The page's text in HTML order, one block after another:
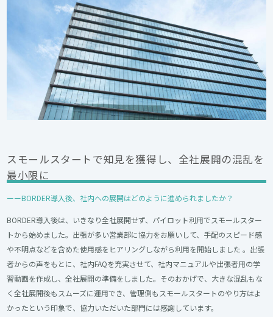
スモールスタートで知見を獲得し、全社展開の混乱を
最小限に
ーーBORDER導入後、社内への展開はどのように進められましたか？
BORDER導入後は、いきなり全社展開せず、パイロット利用でスモールスター
トから始めました。出張が多い営業部に協力をお願いして、手配のスピード感
や不明点などを含めた使用感をヒアリングしながら利用を開始しました 。出張
者からの声をもとに、社内FAQを充実させて、社内マニュアルや出張者用の学
習動画を作成し、全社展開の準備をしました。そのおかげで、大きな混乱もな
く全社展開後もスムーズに運用でき、管理側もスモールスタートのやり方はよ
かったという印象で、協力いただいた部門には感謝しています。